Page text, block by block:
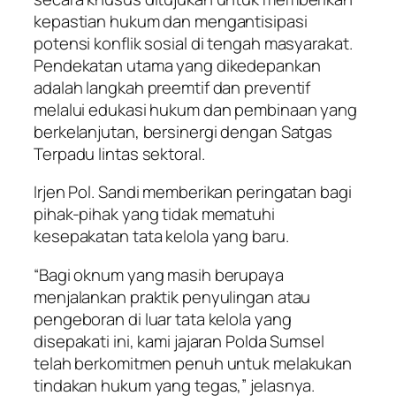
kepastian hukum dan mengantisipasi
potensi konflik sosial di tengah masyarakat.
Pendekatan utama yang dikedepankan
adalah langkah preemtif dan preventif
melalui edukasi hukum dan pembinaan yang
berkelanjutan, bersinergi dengan Satgas
Terpadu lintas sektoral.
Irjen Pol. Sandi memberikan peringatan bagi
pihak-pihak yang tidak mematuhi
kesepakatan tata kelola yang baru.
“Bagi oknum yang masih berupaya
menjalankan praktik penyulingan atau
pengeboran di luar tata kelola yang
disepakati ini, kami jajaran Polda Sumsel
telah berkomitmen penuh untuk melakukan
tindakan hukum yang tegas,” jelasnya.